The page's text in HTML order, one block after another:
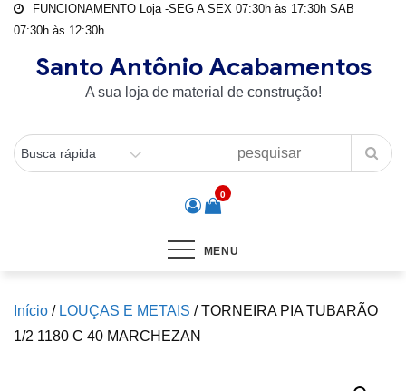
FUNCIONAMENTO Loja -SEG A SEX 07:30h às 17:30h SAB
07:30h às 12:30h
Santo Antônio Acabamentos
A sua loja de material de construção!
0
MENU
Início / LOUÇAS E METAIS / TORNEIRA PIA TUBARÃO
1/2 1180 C 40 MARCHEZAN